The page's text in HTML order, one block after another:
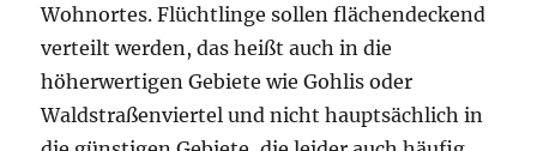
Wohnortes. Flüchtlinge sollen flächendeckend
verteilt werden, das heißt auch in die
höherwertigen Gebiete wie Gohlis oder
Waldstraßenviertel und nicht hauptsächlich in